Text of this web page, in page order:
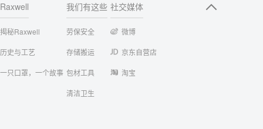
Raxwell
揭秘Raxwell
历史与工艺
一只口罩，一个故事
我们有这些
劳保安全
存储搬运
包材工具
清洁卫生
社交媒体
微博
京东自营店
淘宝